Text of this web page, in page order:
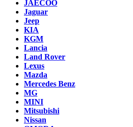
JAECOO
Jaguar
Jeep
KIA
KGM
Lancia
Land Rover
Lexus
Mazda
Mercedes Benz
MG
MINI
Mitsubishi
Nissan